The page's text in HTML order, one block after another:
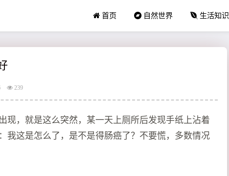
首页 自然世界 生活知识
239
现，就是这么突然，某一天上厕所后发现手纸上沾着
我这是怎么了，是不是得肠癌了？不要慌，多数情况